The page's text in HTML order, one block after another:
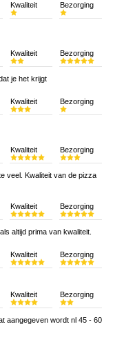
Kwaliteit Bezorging
Kwaliteit Bezorging
je het krijgt
Kwaliteit Bezorging
Kwaliteit Bezorging
veel. Kwaliteit van de pizza
Kwaliteit Bezorging
altijd prima van kwaliteit.
Kwaliteit Bezorging
Kwaliteit Bezorging
aangegeven wordt nl 45 - 60